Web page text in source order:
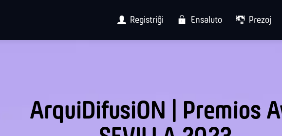
Registriĝi Ensaluto Prezoj
ArquiDifusiON | Premios